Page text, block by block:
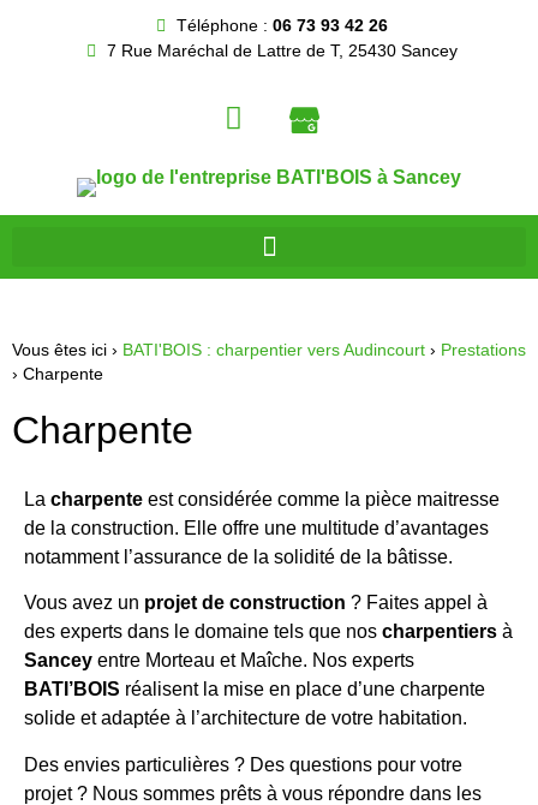
Téléphone :06 73 93 42 26
7 Rue Maréchal de Lattre de T, 25430 Sancey
Vous êtes ici › BATI'BOIS : charpentier vers Audincourt › Prestations
› Charpente
Charpente
La charpente est considérée comme la pièce maitresse
de la construction. Elle offre une multitude d’avantages
notamment l’assurance de la solidité de la bâtisse.
Vous avez un projet de construction ? Faites appel à
des experts dans le domaine tels que nos charpentiers à
Sancey entre Morteau et Maîche. Nos experts
BATI’BOIS réalisent la mise en place d’une charpente
solide et adaptée à l’architecture de votre habitation.
Des envies particulières ? Des questions pour votre
projet ? Nous sommes prêts à vous répondre dans les